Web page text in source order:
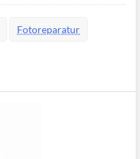
Fotoreparatur